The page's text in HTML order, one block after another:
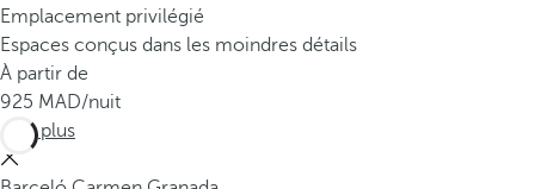
Emplacement privilégié
Espaces conçus dans les moindres détails
À partir de
925
/nuit
Voir plus